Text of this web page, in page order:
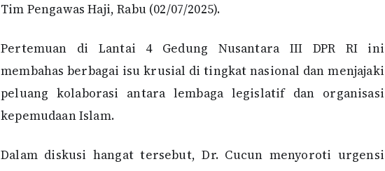
Tim Pengawas Haji, Rabu (02/07/2025).
Pertemuan di Lantai 4 Gedung Nusantara III DPR RI ini
membahas berbagai isu krusial di tingkat nasional dan menjajaki
peluang kolaborasi antara lembaga legislatif dan organisasi
kepemudaan Islam.
Dalam diskusi hangat tersebut, Dr. Cucun menyoroti urgensi